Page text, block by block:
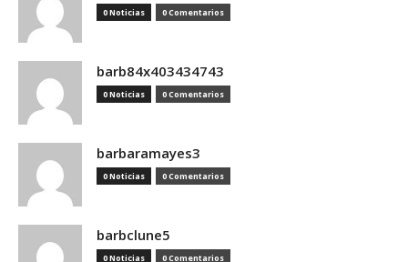
0 Noticias 0 Comentarios
barb84x403434743
0 Noticias 0 Comentarios
barbaramayes3
0 Noticias 0 Comentarios
barbclune5
0 Noticias 0 Comentarios